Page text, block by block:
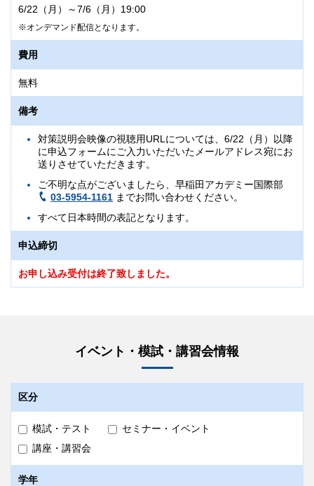
6/22（月）～7/6（月）19:00
オンデマンド配信となります。
費用
無料
備考
対策説明会映像の視聴用URLについては、6/22（月）以降
に申込フォームにご入力いただいたメールアドレス宛にお
送りさせていただきます。
ご不明な点がございましたら、早稲田アカデミー国際部
03-5954-1161 までお問い合わせください。
すべて日本時間の表記となります。
申込締切
お申し込み受付は終了致しました。
イベント・模試・講習会情報
区分
模試・テスト
セミナー・イベント
講座・講習会
学年